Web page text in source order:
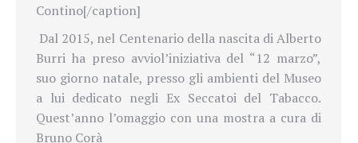
Contino[/caption]
Dal 2015, nel Centenario della nascita di Alberto
Burri ha preso avviol’iniziativa del “12 marzo”,
suo giorno natale, presso gli ambienti del Museo
a lui dedicato negli Ex Seccatoi del Tabacco.
Quest’anno l’omaggio con una mostra a cura di
Bruno Corà